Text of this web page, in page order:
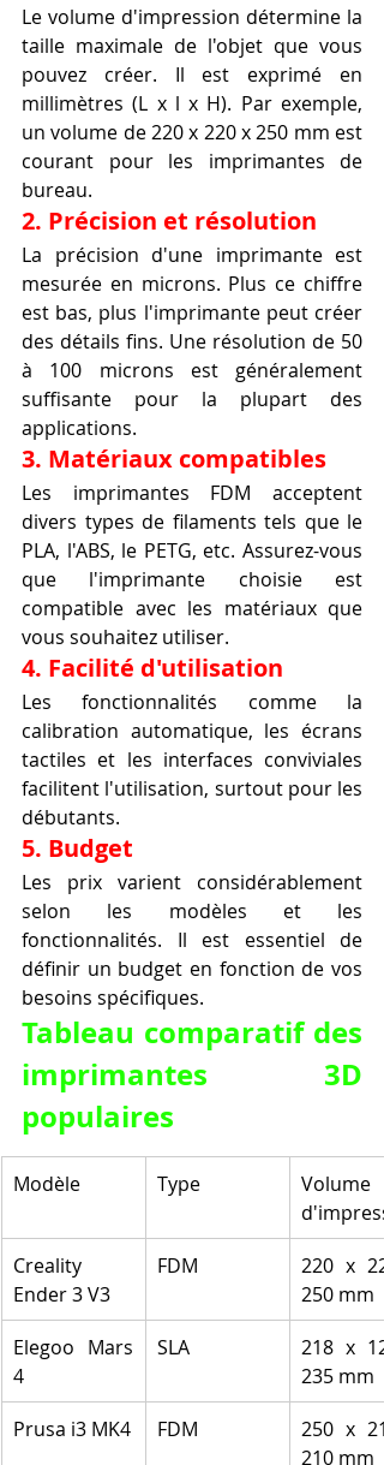
Le volume d'impression détermine la
taille maximale de l'objet que vous
pouvez créer. Il est exprimé en
millimètres (L x l x H). Par exemple,
un volume de 220 x 220 x 250 mm est
courant pour les imprimantes de
bureau.
2. Précision et résolution
La précision d'une imprimante est
mesurée en microns. Plus ce chiffre
est bas, plus l'imprimante peut créer
des détails fins. Une résolution de 50
à 100 microns est généralement
suffisante pour la plupart des
applications.
3. Matériaux compatibles
Les imprimantes FDM acceptent
divers types de filaments tels que le
PLA, l'ABS, le PETG, etc. Assurez-vous
que l'imprimante choisie est
compatible avec les matériaux que
vous souhaitez utiliser.
4. Facilité d'utilisation
Les fonctionnalités comme la
calibration automatique, les écrans
tactiles et les interfaces conviviales
facilitent l'utilisation, surtout pour les
débutants.
5. Budget
Les prix varient considérablement
selon les modèles et les
fonctionnalités. Il est essentiel de
définir un budget en fonction de vos
besoins spécifiques.
Tableau comparatif des
imprimantes 3D
populaires
Modèle Type
Volume
Creality
Ender 3 V3
FDM
220 x
250 mm
Elegoo Mars
4
SLA
218 x
235 mm
Prusa i3 MK4
FDM
250 x
210 mm